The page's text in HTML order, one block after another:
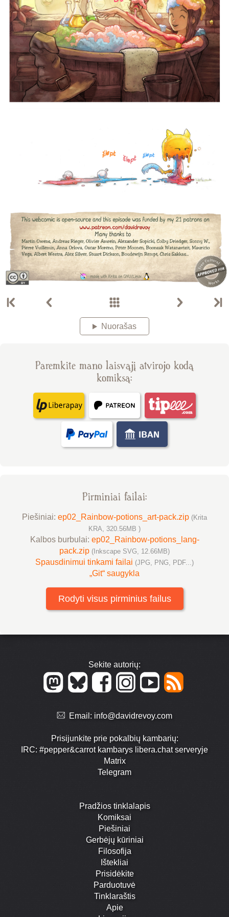
Nuorašas
Paremkite mano laisvąjį atvirojo kodą
komiksą:
Pirminiai failai:
Piešiniai: ep02_Rainbow-potions_art-pack.zip (Krita
KRA, 320.56MB )
Kalbos burbulai: ep02_Rainbow-potions_lang-
pack.zip (Inkscape SVG, 12.66MB)
Spausdinimui tinkami failai (JPG, PNG, PDF...)
„Git“ saugykla
Rodyti visus pirminius failus
Sekite autorių:
Email: info@davidrevoy.com
Prisijunkite prie pokalbių kambarių:
IRC: #pepper&carrot kambarys libera.chat serveryje
Matrix
Telegram
Pradžios tinklalapis
Komiksai
Piešiniai
Gerbėjų kūriniai
Filosofija
Ištekliai
Prisidėkite
Parduotuvė
Tinklaraštis
Apie